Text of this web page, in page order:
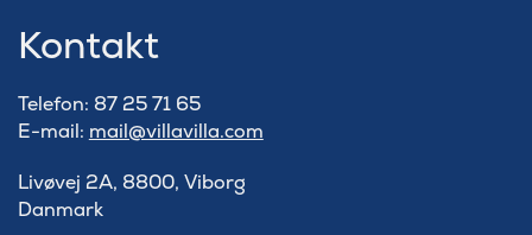
Kontakt
Telefon: 87 25 71 65
E-mail: mail@villavilla.com
Livøvej 2A, 8800, Viborg
Danmark